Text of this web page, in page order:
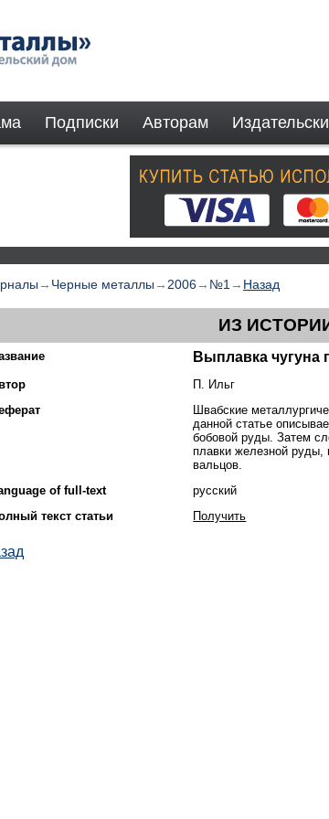
Подписки Авторам
→ Черные металлы → 2006→ №1 → Назад
ИЗ
Выплавка чугуна
П. Ильг
Швабские
данной статье
бобовой руды. Затем
плавки железной руды,
вальцов.
of full-text
русский
текст статьи
Получить